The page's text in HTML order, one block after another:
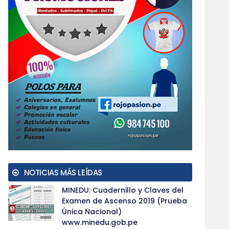
NOTICIAS MÁS LEÍDAS
MINEDU: Cuadernillo y Claves del
Examen de Ascenso 2019 (Prueba
Única Nacional)
www.minedu.gob.pe